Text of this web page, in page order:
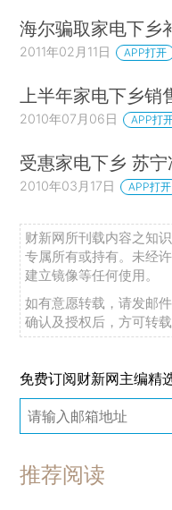
海尔骗取家电下乡
2011年02月11日 APP打开
上半年家电下乡
2010年07月06日 APP打
受惠家电下乡 苏
2010年03月17日 APP打开
财新网所刊载内容之知
专属所有或持有。未经
建立镜像等任何使用。
如有意愿转载，请发邮
确认及授权后，方可转载
免费订阅财新网主编精
推荐阅读